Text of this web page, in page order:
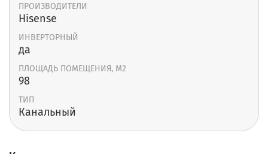
ПРОИЗВОДИТЕЛИ
Hisense
ИНВЕРТОРНЫЙ
да
ПЛОЩАДЬ ПОМЕЩЕНИЯ, М2
98
ТИП
Канальный